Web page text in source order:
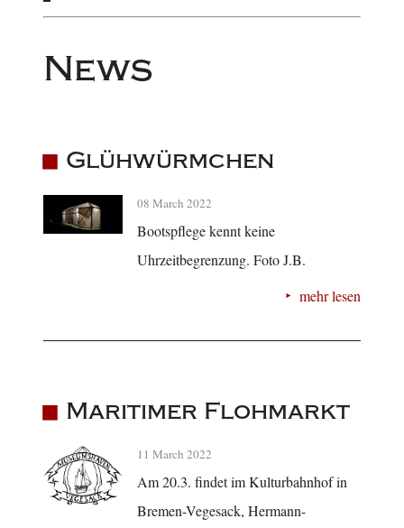
News
Glühwürmchen
08 March 2022
Bootspflege kennt keine
Uhrzeitbegrenzung. Foto J.B.
mehr lesen
Maritimer Flohmarkt
11 March 2022
Am 20.3. findet im Kulturbahnhof in
Bremen-Vegesack, Hermann-